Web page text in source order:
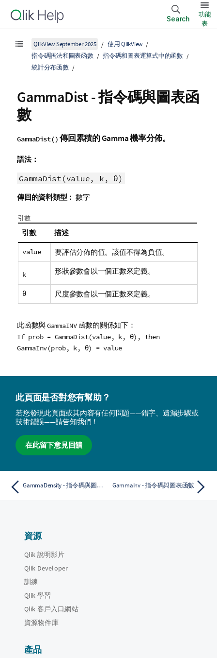
Search
功能
表
QlikView September 2025
使用 QlikView
指令碼語法和圖表函數
指令碼和圖表運算式中的函數
統計分布函數
GammaDist - 指令碼與圖表函
數
GammaDist()傳回累積的 Gamma 機率分佈。
語法：
GammaDist(value, k, θ)
傳回的資料類型： 數字
引數
引數 描述
value 要評估分佈的值。該值不得為負值。
k 形狀參數會以一個正數來定義。
θ 尺度參數會以一個正數來定義。
此函數與GammaINV函數的關係如下：
If prob = GammaDist(value, k, θ), then
GammaInv(prob, k, θ) = value
此頁面是否對您有幫助？
若您發現此頁面或其內容有任何問題——錯字、遺漏步驟或
技術錯誤——請告知我們！
在此留下意見回饋
GammaDensity - 指令碼與圖表函數 GammaInv - 指令碼與圖表函數
資源
Qlik 說明影片
Qlik Developer
訓練
Qlik 學習
Qlik 客戶入口網站
資源物件庫
產品